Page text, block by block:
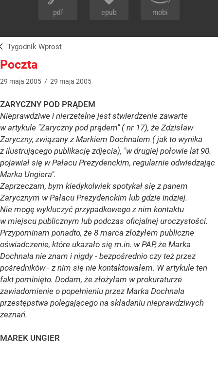
pdf epub mobi
Tygodnik Wprost
Poczta
29 maja 2005 / 29 maja 2005
ZARYCZNY POD PRĄDEM
Nieprawdziwe i nierzetelne jest stwierdzenie zawarte
w artykule "Zaryczny pod prądem" ( nr 17), że Zdzisław
Zaryczny, związany z Markiem Dochnalem ( jak to wynika
z ilustrującego publikację zdjęcia), "w drugiej połowie lat 90.
pojawiał się w Pałacu Prezydenckim, regularnie odwiedzając
Marka Ungiera".
Zaprzeczam, bym kiedykolwiek spotykał się z panem
Zarycznym w Pałacu Prezydenckim lub gdzie indziej.
Nie mogę wykluczyć przypadkowego z nim kontaktu
w miejscu publicznym lub podczas oficjalnej uroczystości.
Przypominam ponadto, że 8 marca złożyłem publiczne
oświadczenie, które ukazało się m.in. w PAP, że Marka
Dochnala nie znam i nigdy - bezpośrednio czy też przez
pośredników - z nim się nie kontaktowałem. W artykule ten
fakt pominięto. Dodam, że złożyłam w prokuraturze
zawiadomienie o popełnieniu przez Marka Dochnala
przestępstwa polegającego na składaniu nieprawdziwych
zeznań.
MAREK UNGIER